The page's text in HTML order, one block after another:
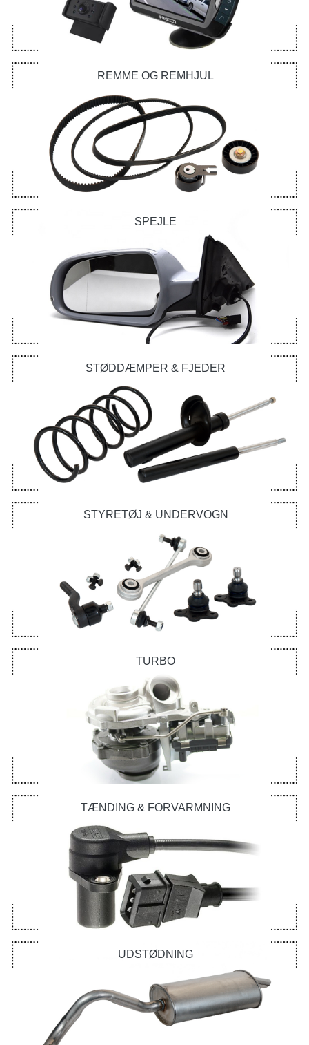
REMME OG REMHJUL
SPEJLE
STØDDÆMPER & FJEDER
STYRETØJ & UNDERVOGN
TURBO
TÆNDING & FORVARMNING
UDSTØDNING